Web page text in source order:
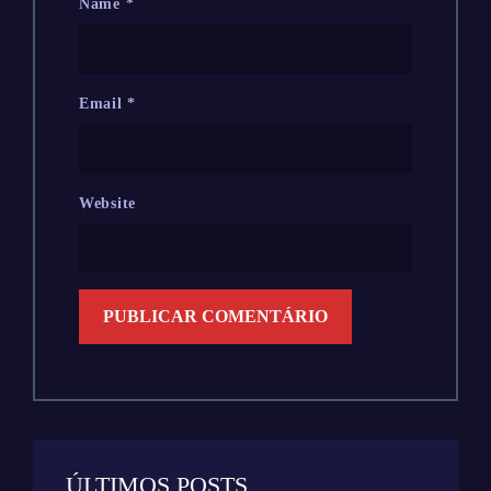
Name *
Email*
Website
ÚLTIMOS POSTS